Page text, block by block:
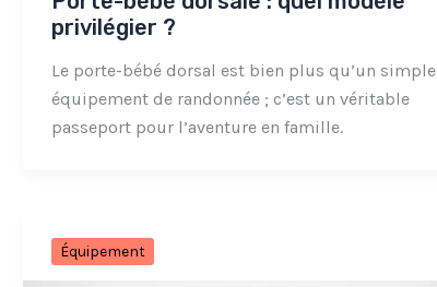
privilégier ?
Le porte-bébé dorsal est bien plus qu’un simple
équipement de randonnée ; c’est un véritable
passeport pour l’aventure en famille.
Équipement